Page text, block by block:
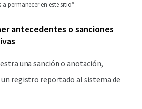
a permanecer en este sitio*
antecedentes o sanciones
una sanción o anotación,
registro reportado al sistema de